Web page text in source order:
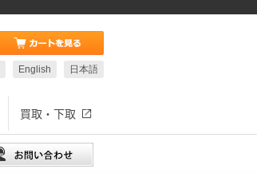
日本語
English
買取・下取